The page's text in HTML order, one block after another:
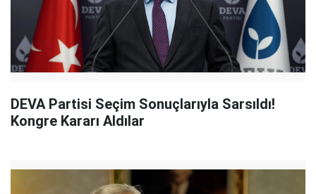
DEVA Partisi Seçim Sonuçlarıyla Sarsıldı!
Kongre Kararı Aldılar